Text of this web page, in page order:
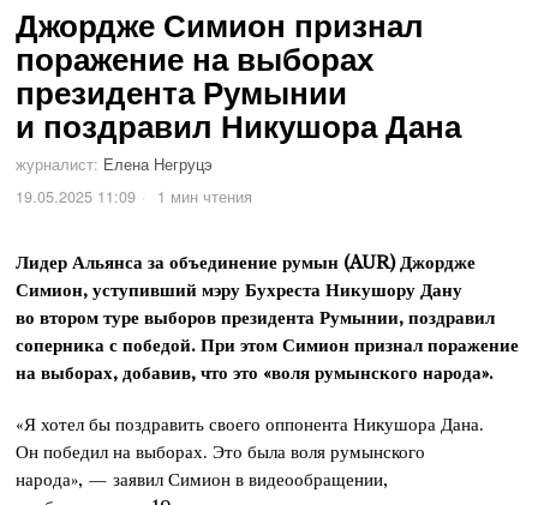
Джордже Симион признал
поражение на выборах
президента Румынии
и поздравил Никушора Дана
журналист: Елена Негруцэ
19.05.2025 11:09
1 мин чтения
Лидер Альянса за объединение румын (AUR) Джордже
Симион, уступивший мэру Бухреста Никушору Дану
во втором туре выборов президента Румынии, поздравил
соперника с победой. При этом Симион признал поражение
на выборах, добавив, что это «воля румынского народа».
«Я хотел бы поздравить своего оппонента Никушора Дана.
Он победил на выборах. Это была воля румынского
народа», — заявил Симион в видеообращении,